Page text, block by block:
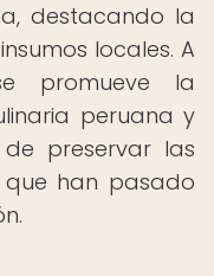
destacando la
locales. A
promueve la
peruana y
preservar las
que han pasado